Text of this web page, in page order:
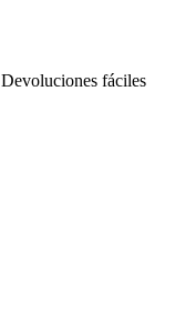
Devoluciones fáciles